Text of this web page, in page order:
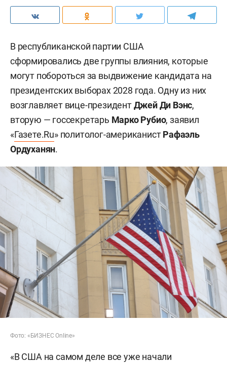
В республиканской партии США
сформировались две группы влияния, которые
могут побороться за выдвижение кандидата на
президентских выборах 2028 года. Одну из них
возглавляет вице-президентДжей Ди Вэнс,
вторую — госсекретарь Марко Рубио, заявил
«Газете.Ru» политолог-американистРафаэль
Ордуханян.
Фото: «БИЗНЕС Online»
«В США на самом деле все уже начали